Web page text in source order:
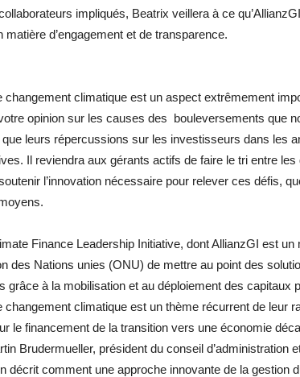
impliqués, Beatrix veillera à ce
matière d’engagement et de transparence.
changement climatique est un aspect extrêmement
opinion sur les causes des bouleversements que
leurs répercussions sur les investisseurs dans les
Il reviendra aux gérants actifs de faire le tri entre
l’innovation nécessaire pour relever ces défis,
Finance Leadership Initiative, dont AllianzGI est
des Nations unies (ONU) de mettre au point des
grâce à la mobilisation et au déploiement des capitaux
changement climatique est un thème récurrent de leur
le financement de la transition vers une économie
Brudermueller, président du conseil d’administration
décrit comment une approche innovante de la gestion